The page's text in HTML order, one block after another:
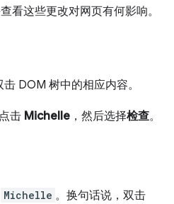
看这些更改对网页有何影响。
DOM 树中的相应内容。
击 Michelle ，然后选择检查。
Michelle 。换句话说，双击